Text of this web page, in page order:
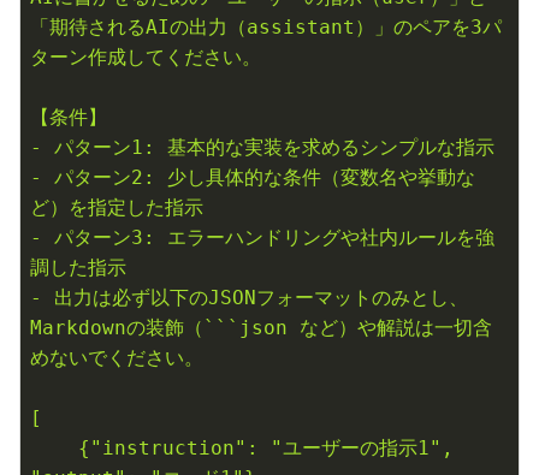
「期待されるAIの出力（assistant）」のペアを3パ
ターン作成してください。
【条件】
- パターン1: 基本的な実装を求めるシンプルな指示
- パターン2: 少し具体的な条件（変数名や挙動な
ど）を指定した指示
- パターン3: エラーハンドリングや社内ルールを強
調した指示
- 出力は必ず以下のJSONフォーマットのみとし、
Markdownの装飾（```json など）や解説は一切含
めないでください。
[